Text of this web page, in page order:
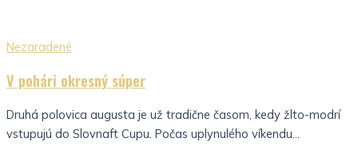
Nezaradené
V pohári okresný súper
Druhá polovica augusta je už tradične časom, kedy žlto-modrí
vstupujú do Slovnaft Cupu. Počas uplynulého víkendu...